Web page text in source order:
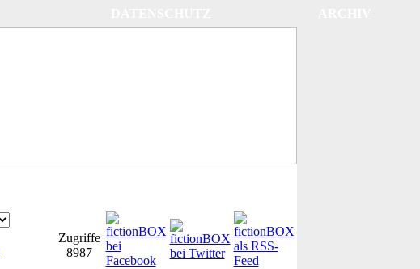
Zugriffe
8987